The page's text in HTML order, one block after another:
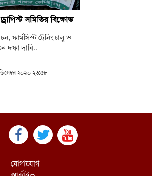
পুশইনের চেষ্টা রুখে
সমিতির বিক্ষোভ
ফার্মসিস্ট ট্রেনিং চালু ও
দফা দাবি...
২০২০ ২৩:৫৮
যোগাযোগ